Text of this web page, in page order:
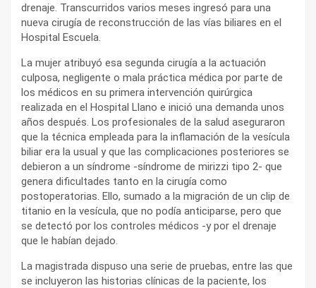
drenaje. Transcurridos varios meses ingresó para una
nueva cirugía de reconstrucción de las vías biliares en el
Hospital Escuela.
La mujer atribuyó esa segunda cirugía a la actuación
culposa, negligente o mala práctica médica por parte de
los médicos en su primera intervención quirúrgica
realizada en el Hospital Llano e inició una demanda unos
años después. Los profesionales de la salud aseguraron
que la técnica empleada para la inflamación de la vesícula
biliar era la usual y que las complicaciones posteriores se
debieron a un síndrome -síndrome de mirizzi tipo 2- que
genera dificultades tanto en la cirugía como
postoperatorias. Ello, sumado a la migración de un clip de
titanio en la vesícula, que no podía anticiparse, pero que
se detectó por los controles médicos -y por el drenaje
que le habían dejado.
La magistrada dispuso una serie de pruebas, entre las que
se incluyeron las historias clínicas de la paciente, los